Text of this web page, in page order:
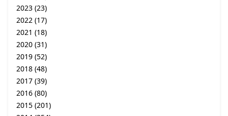
2023 (23)
2022 (17)
2021 (18)
2020 (31)
2019 (52)
2018 (48)
2017 (39)
2016 (80)
2015 (201)